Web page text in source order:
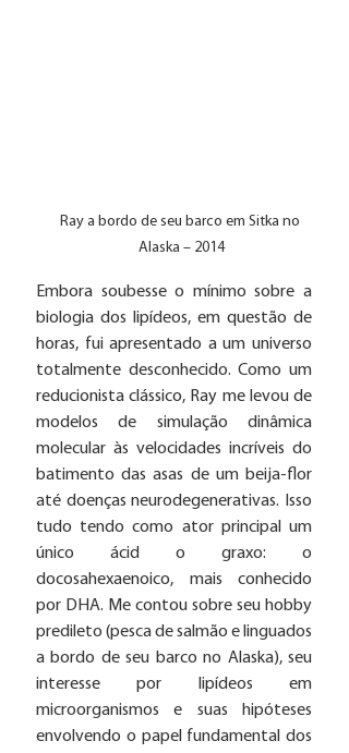
Ray a bordo de seu barco em Sitka no
Alaska – 2014
Embora soubesse o mínimo sobre a
biologia dos lipídeos, em questão de
horas, fui apresentado a um universo
totalmente desconhecido. Como um
reducionista clássico, Ray me levou de
modelos de simulação dinâmica
molecular às velocidades incríveis do
batimento das asas de um beija-flor
até doenças neurodegenerativas. Isso
tudo tendo como ator principal um
único ácid o graxo: o
docosahexaenoico, mais conhecido
por DHA. Me contou sobre seu hobby
predileto (pesca de salmão e linguados
a bordo de seu barco no Alaska), seu
interesse por lipídeos em
microorganismos e suas hipóteses
envolvendo o papel fundamental dos